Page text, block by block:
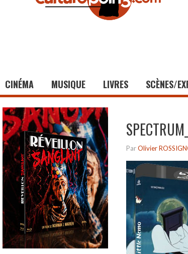
CINÉMA MUSIQUE LIVRES SCÈNES/
ParOlivier